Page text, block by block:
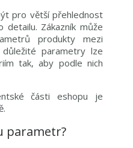
pro větší přehlednost
Zákazník může
produkty mezi
parametry lze
tak, aby podle nich
části eshopu je
parametr?